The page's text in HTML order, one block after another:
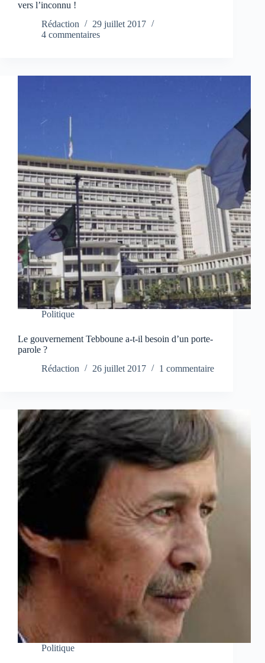
vers l’inconnu !
Rédaction
29 juillet 2017
4 commentaires
Politique
Le gouvernement Tebboune a-t-il besoin d’un porte-
parole ?
Rédaction
26 juillet 2017 1 commentaire
Politique